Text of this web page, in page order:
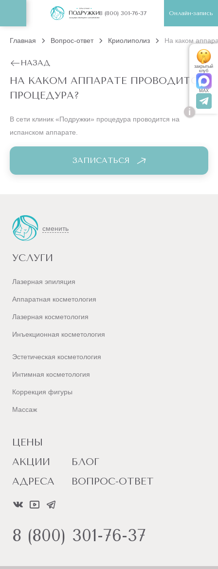
8 (800) 301-76-37 Онлайн-запись
Главная Вопрос-ответ Криолиполиз На каком
НАЗАД
НА КАКОМ АППАРАТЕ ПРОВОДИТСЯ
ПРОЦЕДУРА?
В сети клиник «Подружки» процедура проводится на
испанском аппарате.
ЗАПИСАТЬСЯ
сменить
УСЛУГИ
Лазерная эпиляция
Аппаратная косметология
Лазерная косметология
Инъекционная косметология
Эстетическая косметология
Интимная косметология
Коррекция фигуры
Массаж
ЦЕНЫ
АКЦИИ
АДРЕСА
БЛОГ
ВОПРОС-ОТВЕТ
8 (800) 301-76-37
i
закрытый
клуб
MAX